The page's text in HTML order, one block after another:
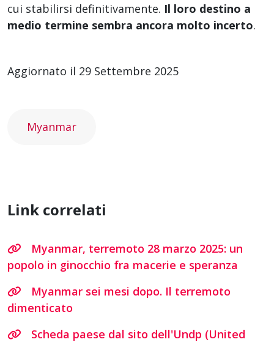
cui stabilirsi definitivamente. Il loro destino a
medio termine sembra ancora molto incerto.
Aggiornato il 29 Settembre 2025
Myanmar
Link correlati
Myanmar, terremoto 28 marzo 2025: un
popolo in ginocchio fra macerie e speranza
Myanmar sei mesi dopo. Il terremoto
dimenticato
Scheda paese dal sito dell'Undp (United